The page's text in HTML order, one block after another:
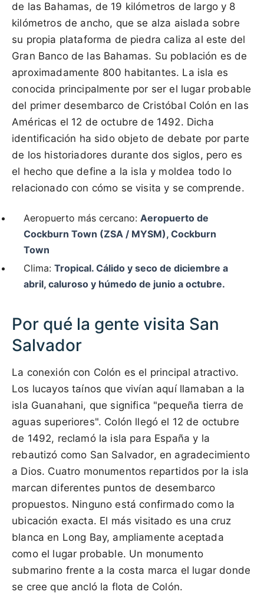
de las Bahamas, de 19 kilómetros de largo y 8
kilómetros de ancho, que se alza aislada sobre
su propia plataforma de piedra caliza al este del
Gran Banco de las Bahamas. Su población es de
aproximadamente 800 habitantes. La isla es
conocida principalmente por ser el lugar probable
del primer desembarco de Cristóbal Colón en las
Américas el 12 de octubre de 1492. Dicha
identificación ha sido objeto de debate por parte
de los historiadores durante dos siglos, pero es
el hecho que define a la isla y moldea todo lo
relacionado con cómo se visita y se comprende.
Aeropuerto más cercano: Aeropuerto de
Cockburn Town (ZSA / MYSM), Cockburn
Town
Clima: Tropical. Cálido y seco de diciembre a
abril, caluroso y húmedo de junio a octubre.
Por qué la gente visita San
Salvador
La conexión con Colón es el principal atractivo.
Los lucayos taínos que vivían aquí llamaban a la
isla Guanahani, que significa "pequeña tierra de
aguas superiores". Colón llegó el 12 de octubre
de 1492, reclamó la isla para España y la
rebautizó como San Salvador, en agradecimiento
a Dios. Cuatro monumentos repartidos por la isla
marcan diferentes puntos de desembarco
propuestos. Ninguno está confirmado como la
ubicación exacta. El más visitado es una cruz
blanca en Long Bay, ampliamente aceptada
como el lugar probable. Un monumento
submarino frente a la costa marca el lugar donde
se cree que ancló la flota de Colón.